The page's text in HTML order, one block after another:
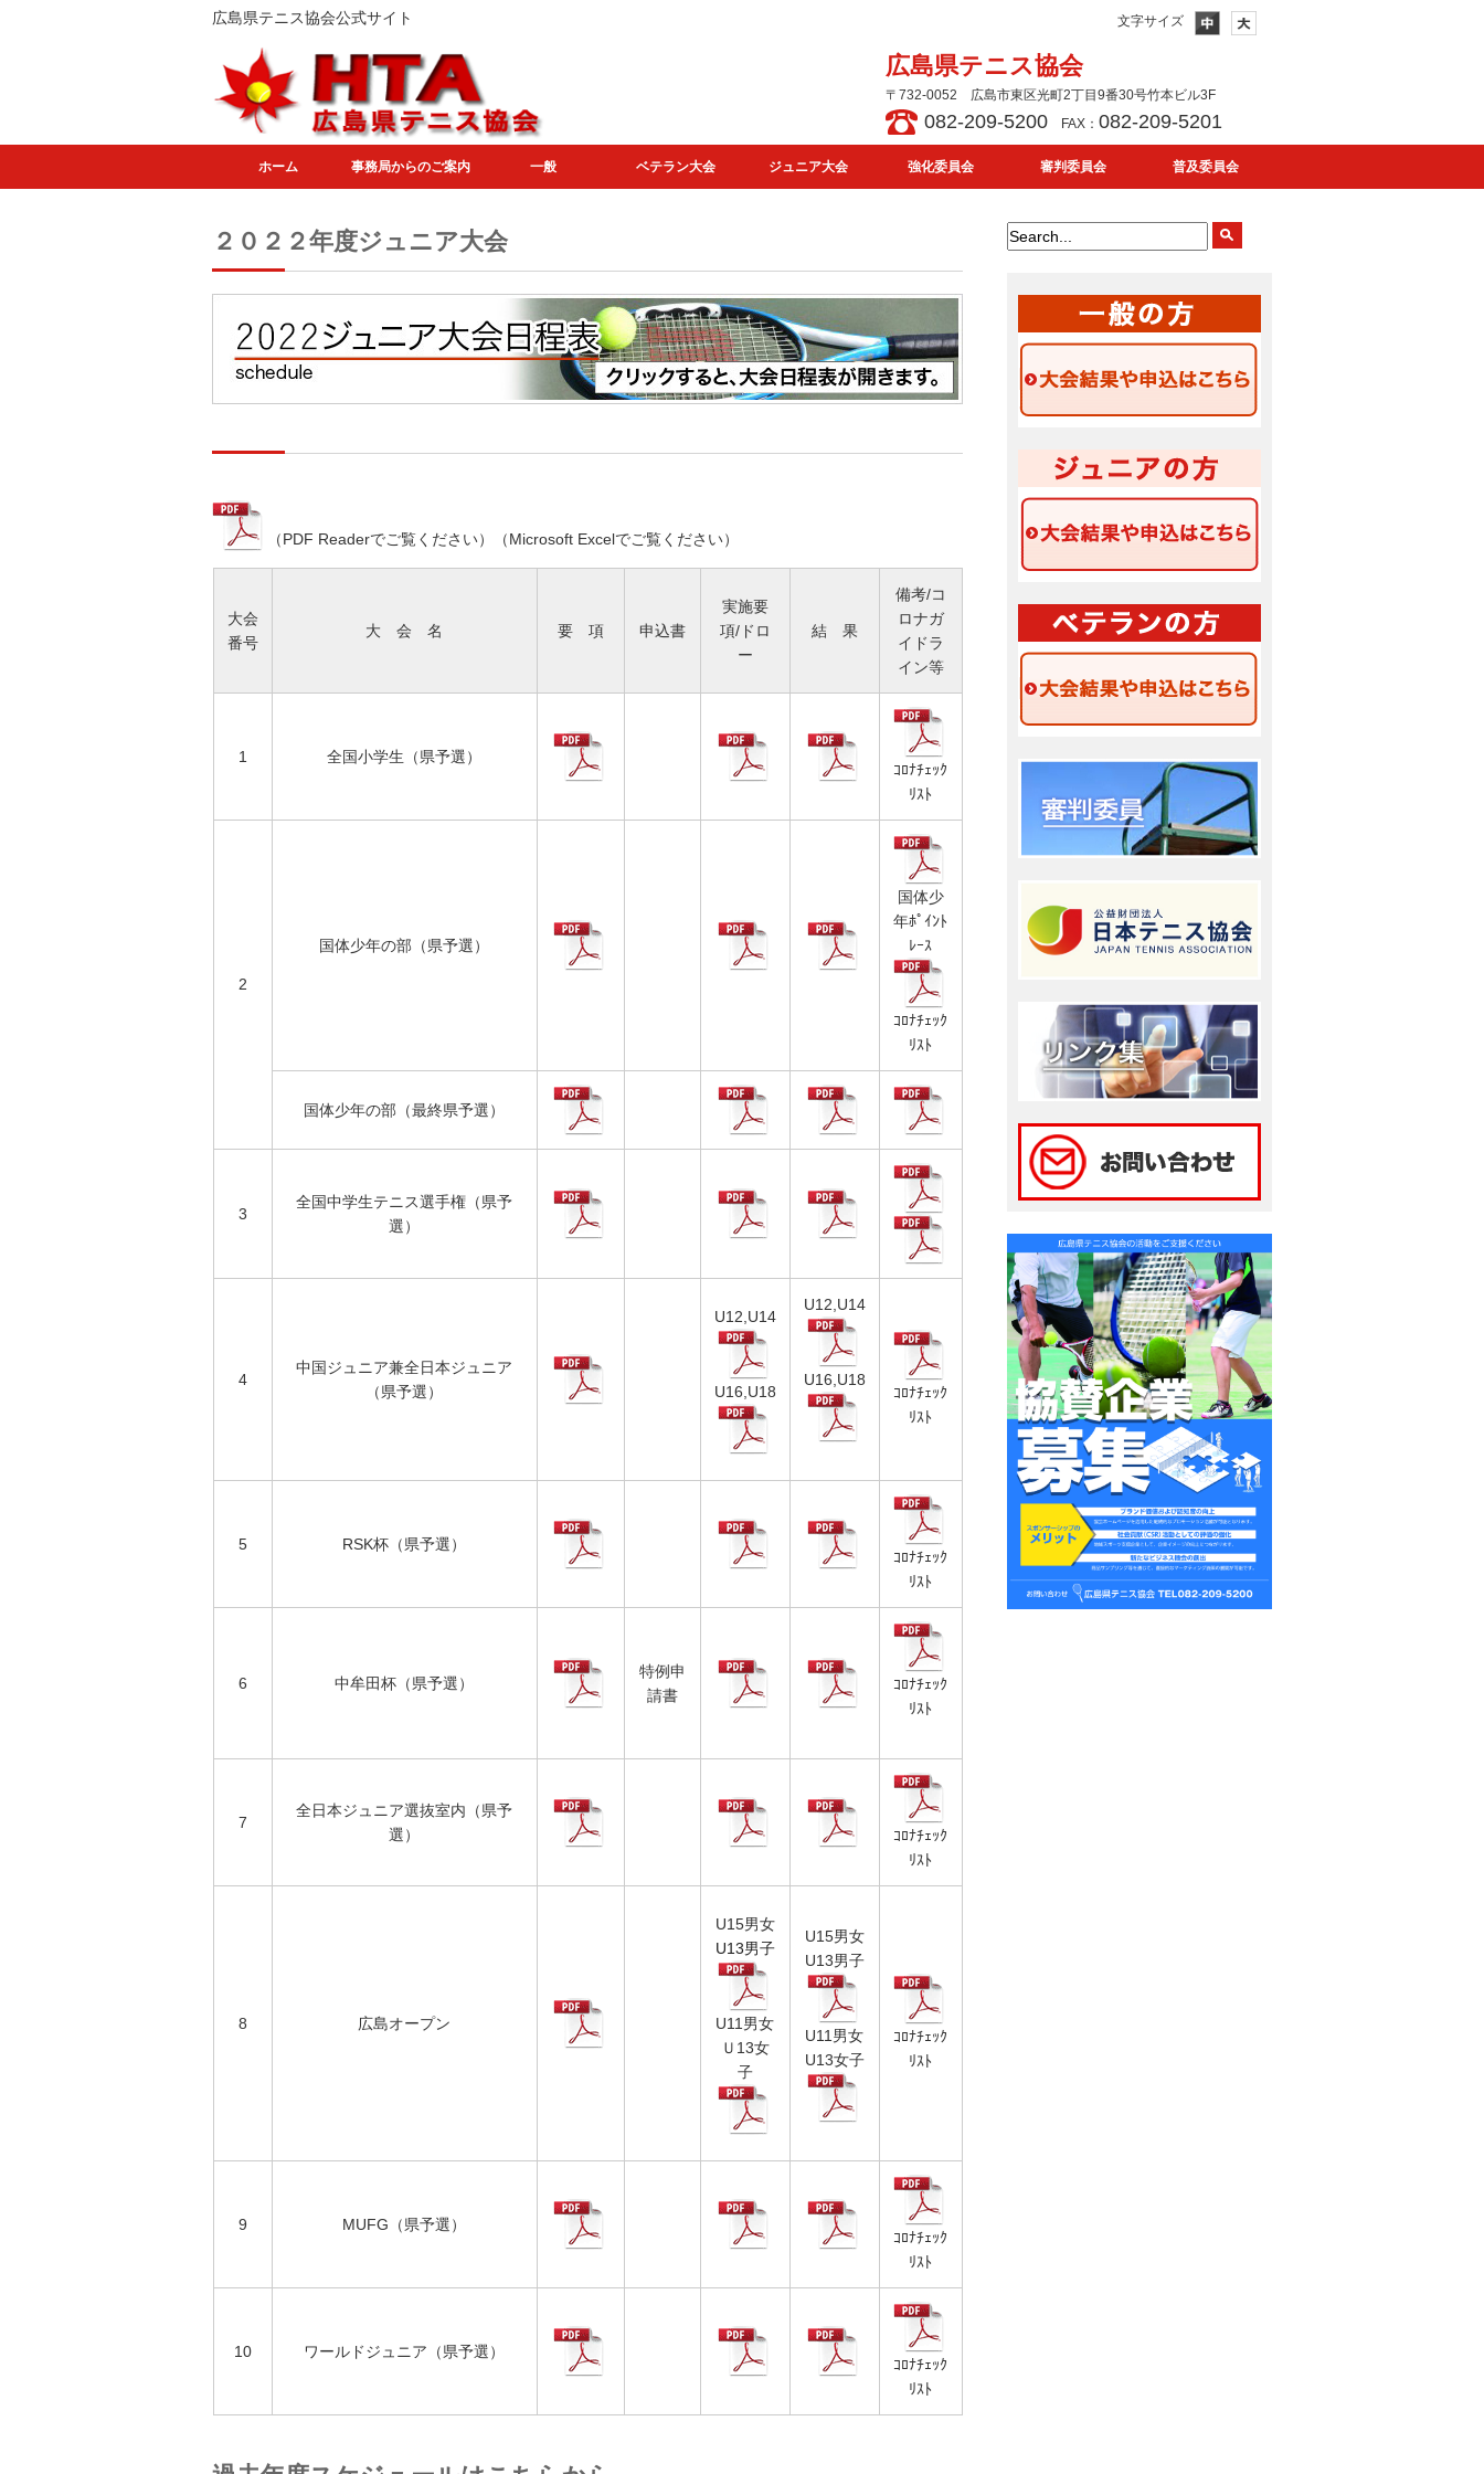
広島県テニス協会公式サイト 文字サイズ
広島県テニス協会
〒732-0052 広島市東区光町2丁目9番30号竹本ビル3F
082-209-5200 FAX： 082-209-5201
ホーム 事務局からのご案内 一般 ベテラン大会 ジュニア大会 強化委員会 審判委員会 普及委員会
２０２２年度ジュニア大会
（PDF Readerでご覧ください） （Microsoft Excelでご覧ください）
大会
番号
大 会 名 要 項 申込書
実施要
項/ドロ
ー
結 果
備考/コ
ロナガ
イドラ
イン等
1 全国小学生（県予選）
ｺﾛﾅﾁｪｯｸ
ﾘｽﾄ
2
国体少年の部（県予選）
国体少
年ﾎﾟｲﾝﾄ
ﾚｰｽ
ｺﾛﾅﾁｪｯｸ
ﾘｽﾄ
国体少年の部（最終県予選）
3
全国中学生テニス選手権（県予
選）
4
中国ジュニア兼全日本ジュニア
（県予選）
U12,U14
U16,U18
U12,U14
U16,U18
ｺﾛﾅﾁｪｯｸ
ﾘｽﾄ
5 RSK杯（県予選）
ｺﾛﾅﾁｪｯｸ
ﾘｽﾄ
6 中牟田杯（県予選）
特例申
請書
ｺﾛﾅﾁｪｯｸ
ﾘｽﾄ
7
全日本ジュニア選抜室内（県予
選）
ｺﾛﾅﾁｪｯｸ
ﾘｽﾄ
8 広島オープン
U15男女
U13男子
U11男女
Ｕ13女
子
U15男女
U13男子
U11男女
U13女子
ｺﾛﾅﾁｪｯｸ
ﾘｽﾄ
9 MUFG（県予選）
ｺﾛﾅﾁｪｯｸ
ﾘｽﾄ
10 ワールドジュニア（県予選）
ｺﾛﾅﾁｪｯｸ
ﾘｽﾄ